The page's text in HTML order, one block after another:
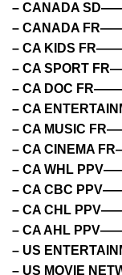
– CANADA
– CANADA
– CA KIDS
– CA SPORT
– CA DOC
– CA
– CA MUSIC
– CA CINEMA
– CA WHL
– CA CBC
– CA CHL
– CA AHL
– US
– US MOVIE